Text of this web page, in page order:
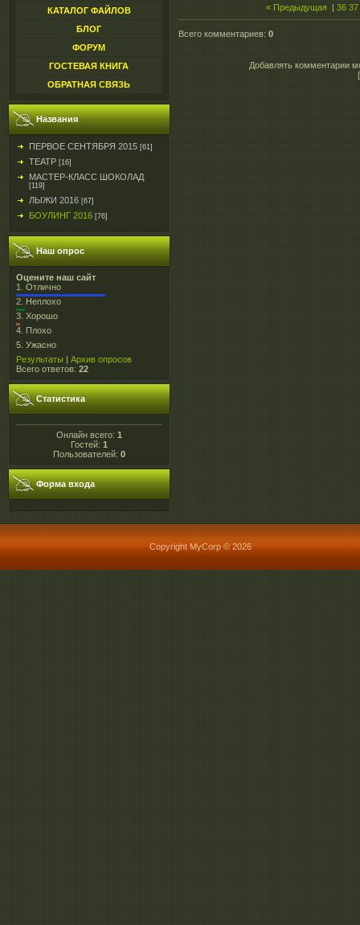
КАТАЛОГ ФАЙЛОВ
БЛОГ
ФОРУМ
ГОСТЕВАЯ КНИГА
ОБРАТНАЯ СВЯЗЬ
Названия
ПЕРВОЕ СЕНТЯБРЯ 2015 [61]
ТЕАТР [16]
МАСТЕР-КЛАСС ШОКОЛАД
[119]
ЛЫЖИ 2016 [67]
БОУЛИНГ 2016 [76]
Наш опрос
Оцените наш сайт
1. Отлично
2. Неплохо
3. Хорошо
4. Плохо
5. Ужасно
Результаты | Архив опросов
Всего ответов: 22
Статистика
Онлайн всего: 1
Гостей: 1
Пользователей: 0
Форма входа
« Предыдущая 36 37
Всего комментариев: 0
Добавлять комментарии
Copyright MyCorp © 2026